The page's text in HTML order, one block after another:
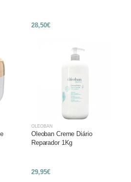
28,50€
OLEOBAN
Oleoban Creme Diário
Reparador 1Kg
29,95€